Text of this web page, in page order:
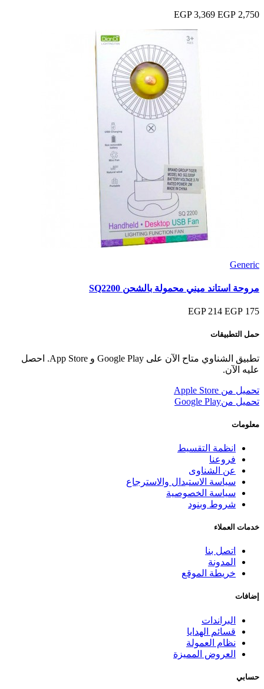
2,750 EGP
3,369 EGP
Generic
مروحة استاند ميني محمولة بالشحن SQ2200
175 EGP
214 EGP
حمل التطبيقات
تطبيق الشناوي متاح الآن على Google Play و App Store. احصل
عليه الآن.
تحميل من Apple Store
تحميل منGoogle Play
معلومات
انظمة التقسيط
فروعنا
عن الشناوى
سياسة الاستبدال والاسترجاع
سياسة الخصوصية
شروط وبنود
خدمات العملاء
اتصل بنا
المدونة
خريطة الموقع
إضافات
البراندات
قسائم الهدايا
نظام العمولة
العروض المميزة
حسابي